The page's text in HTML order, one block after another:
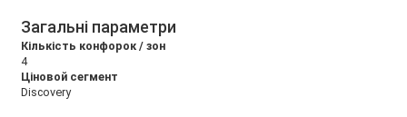
Загальні параметри
Кількість конфорок / зон
4
Ціновой сегмент
Discovery